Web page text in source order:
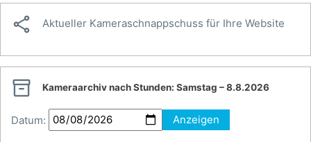
 Aktueller Kameraschnappschuss für Ihre Website
 Kameraarchiv nach Stunden: Samstag – 8.8.2026
Datum: Anzeigen